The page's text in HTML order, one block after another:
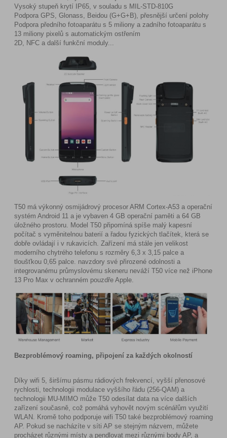
Vysoký stupeň krytí IP65, v souladu s MIL-STD-810G
Podpora GPS, Glonass, Beidou (G+G+B), přesnější určení polohy
Podpora předního fotoaparátu s 5 miliony a zadního fotoaparátu s
13 miliony pixelů s automatickým ostřením
2D, NFC a další funkční moduly...
T50 má výkonný osmijádrový procesor ARM Cortex-A53 a operační
systém Android 11 a je vybaven 4 GB operační paměti a 64 GB
úložného prostoru. Model T50 připomíná spíše malý kapesní
počítač s vyměnitelnou baterií a řadou fyzických tlačítek, která se
dobře ovládají i v rukavicích. Zařízení má stále jen velikost
moderního chytrého telefonu s rozměry 6,3 x 3,15 palce a
tloušťkou 0,65 palce. navzdory své přirozené odolnosti a
integrovanému průmyslovému skeneru neváží T50 více než iPhone
13 Pro Max v ochranném pouzdře Apple.
Bezproblémový roaming, připojení za každých okolností
Díky wifi 5, širšímu pásmu rádiových frekvencí, vyšší přenosové
rychlosti, technologii modulace vyššího řádu (256-QAM) a
technologii MU-MIMO může T50 odesílat data na více dalších
zařízení současně, což pomáhá vyhovět novým scénářům využití
WLAN. Kromě toho podporuje wifi T50 také bezproblémový roaming
AP. Pokud se nacházíte v síti AP se stejným názvem, můžete
procházet různými místy a pendlovat mezi různými body AP, a